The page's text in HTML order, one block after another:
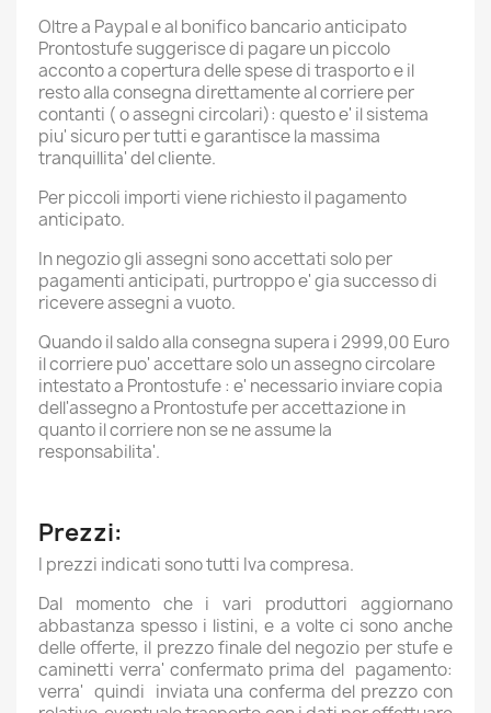
Oltre a Paypal e al bonifico bancario anticipato
Prontostufe suggerisce di pagare un piccolo
acconto a copertura delle spese di trasporto e il
resto alla consegna direttamente al corriere per
contanti ( o assegni circolari): questo e' il sistema
piu' sicuro per tutti e garantisce la massima
tranquillita' del cliente.
Per piccoli importi viene richiesto il pagamento
anticipato.
In negozio gli assegni sono accettati solo per
pagamenti anticipati, purtroppo e' gia successo di
ricevere assegni a vuoto.
Quando il saldo alla consegna supera i 2999,00 Euro
il corriere puo' accettare solo un assegno circolare
intestato a Prontostufe : e' necessario inviare copia
dell'assegno a Prontostufe per accettazione in
quanto il corriere non se ne assume la
responsabilita'.
Prezzi:
I prezzi indicati sono tutti Iva compresa.
Dal momento che i vari produttori aggiornano
abbastanza spesso i listini, e a volte ci sono anche
delle offerte, il prezzo finale del negozio per stufe e
caminetti verra' confermato prima del pagamento:
verra' quindi inviata una conferma del prezzo con